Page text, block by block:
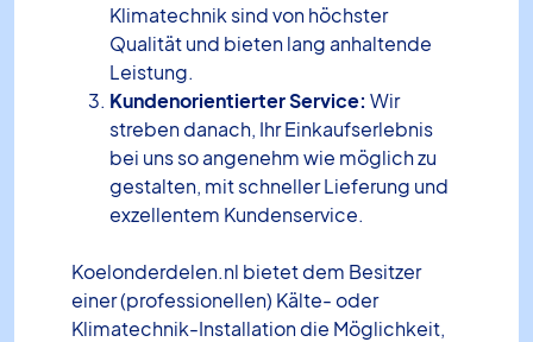
Klimatechnik sind von höchster
Qualität und bieten lang anhaltende
Leistung.
Kundenorientierter Service: Wir
streben danach, Ihr Einkaufserlebnis
bei uns so angenehm wie möglich zu
gestalten, mit schneller Lieferung und
exzellentem Kundenservice.
Koelonderdelen.nl bietet dem Besitzer
einer (professionellen) Kälte- oder
Klimatechnik-Installation die Möglichkeit,